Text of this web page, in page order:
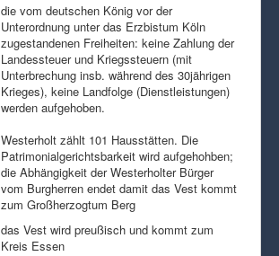
die vom deutschen König vor der
Unterordnung unter das Erzbistum Köln
zugestandenen Freiheiten: keine Zahlung der
Landessteuer und Kriegssteuern (mit
Unterbrechung insb. während des 30jährigen
Krieges), keine Landfolge (Dienstleistungen)
werden aufgehoben.
Westerholt zählt 101 Hausstätten. Die
Patrimonialgerichtsbarkeit wird aufgehohben;
die Abhängigkeit der Westerholter Bürger
vom Burgherren endet damit das Vest kommt
zum Großherzogtum Berg
das Vest wird preußisch und kommt zum
Kreis Essen